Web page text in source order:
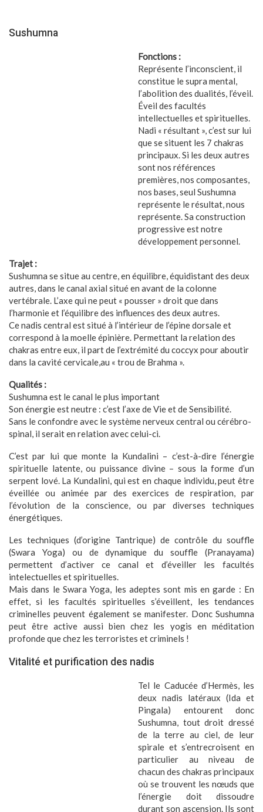
Sushumna
Fonctions :
Représente l’inconscient, il
constitue le supra mental,
l’abolition des dualités, l’éveil.
Éveil des facultés
intellectuelles et spirituelles.
Nadi « résultant », c’est sur lui
que se situent les 7 chakras
principaux. Si les deux autres
sont nos références
premières, nos composantes,
nos bases, seul Sushumna
représente le résultat, nous
représente. Sa construction
progressive est notre
développement personnel.
Trajet :
Sushumna se situe au centre, en équilibre, équidistant des deux
autres, dans le canal axial situé en avant de la colonne
vertébrale. L’axe qui ne peut « pousser » droit que dans
l’harmonie et l’équilibre des influences des deux autres.
Ce nadis central est situé à l’intérieur de l’épine dorsale et
correspond à la moelle épinière. Permettant la relation des
chakras entre eux, il part de l’extrémité du coccyx pour aboutir
dans la cavité cervicale,au « trou de Brahma ».
Qualités :
Sushumna est le canal le plus important
Son énergie est neutre : c’est l’axe de Vie et de Sensibilité.
Sans le confondre avec le système nerveux central ou cérébro-
spinal, il serait en relation avec celui-ci.
C’est par lui que monte la Kundalini – c’est-à-dire l’énergie
spirituelle latente, ou puissance divine – sous la forme d’un
serpent lové. La Kundalini, qui est en chaque individu, peut être
éveillée ou animée par des exercices de respiration, par
l’évolution de la conscience, ou par diverses techniques
énergétiques.
Les techniques (d’origine Tantrique) de contrôle du souffle
(Swara Yoga) ou de dynamique du souffle (Pranayama)
permettent d’activer ce canal et d’éveiller les facultés
intelectuelles et spirituelles.
Mais dans le Swara Yoga, les adeptes sont mis en garde : En
effet, si les facultés spirituelles s’éveillent, les tendances
criminelles peuvent également se manifester. Donc Sushumna
peut être active aussi bien chez les yogis en méditation
profonde que chez les terroristes et criminels !
Vitalité et purification des nadis
Tel le Caducée d’Hermès, les
deux nadis latéraux (Ida et
Pingala) entourent donc
Sushumna, tout droit dressé
de la terre au ciel, de leur
spirale et s’entrecroisent en
particulier au niveau de
chacun des chakras principaux
où se trouvent les nœuds que
l’énergie doit dissoudre
durant son ascension. Ils sont